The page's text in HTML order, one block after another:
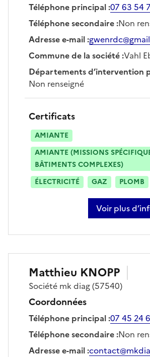
Téléphone principal:07 63 54
Téléphone secondaire:Non
Adresse e-mail:
Commune de la société:Vahl
Départements d’intervention
Non renseigné
Certificats
AMIANTE
AMIANTE (MISSIONS
BÂTIMENTS COMPLEXES)
ÉLECTRICITÉ
GAZ PLOMB
Voir plus
sur
Matthieu KNOPP
Société mk diag(57540)
Coordonnées
Téléphone principal:07 45 24
Téléphone secondaire:Non
Adresse e-mail: